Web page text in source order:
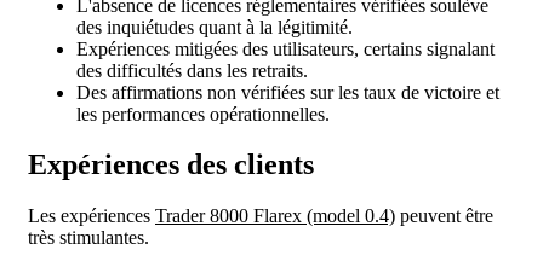
L'absence de licences réglementaires vérifiées soulève
des inquiétudes quant à la légitimité.
Expériences mitigées des utilisateurs, certains signalant
des difficultés dans les retraits.
Des affirmations non vérifiées sur les taux de victoire et
les performances opérationnelles.
Expériences des clients
Les expériences Trader 8000 Flarex (model 0.4) peuvent être
très stimulantes.